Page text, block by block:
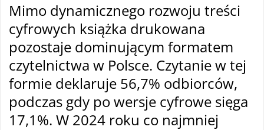
Mimo dynamicznego rozwoju treści
cyfrowych książka drukowana
pozostaje dominującym formatem
czytelnictwa w Polsce. Czytanie w tej
formie deklaruje 56,7% odbiorców,
podczas gdy po wersje cyfrowe sięga
17,1%. W 2024 roku co najmniej